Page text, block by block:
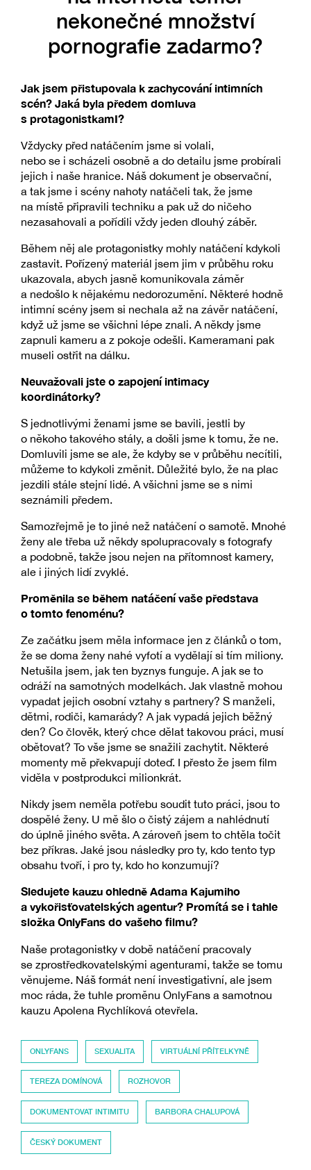
nekonečné množství
pornografie zadarmo?
Jak jsem přistupovala k zachycování intimních
scén? Jaká byla předem domluva
s protagonistkamI?
Vždycky před natáčením jsme si volali,
nebo se i scházeli osobně a do detailu jsme probírali
jejich i naše hranice. Náš dokument je observační,
a tak jsme i scény nahoty natáčeli tak, že jsme
na místě připravili techniku a pak už do ničeho
nezasahovali a pořídili vždy jeden dlouhý záběr.
Během něj ale protagonistky mohly natáčení kdykoli
zastavit. Pořízený materiál jsem jim v průběhu roku
ukazovala, abych jasně komunikovala záměr
a nedošlo k nějakému nedorozumění. Některé hodně
intimní scény jsem si nechala až na závěr natáčení,
když už jsme se všichni lépe znali. A někdy jsme
zapnuli kameru a z pokoje odešli. Kameramani pak
museli ostřit na dálku.
Neuvažovali jste o zapojení intimacy
koordinátorky?
S jednotlivými ženami jsme se bavili, jestli by
o někoho takového stály, a došli jsme k tomu, že ne.
Domluvili jsme se ale, že kdyby se v průběhu necítili,
můžeme to kdykoli změnit. Důležité bylo, že na plac
jezdili stále stejní lidé. A všichni jsme se s nimi
seznámili předem.
Samozřejmě je to jiné než natáčení o samotě. Mnohé
ženy ale třeba už někdy spolupracovaly s fotografy
a podobně, takže jsou nejen na přítomnost kamery,
ale i jiných lidí zvyklé.
Proměnila se během natáčení vaše představa
o tomto fenoménu?
Ze začátku jsem měla informace jen z článků o tom,
že se doma ženy nahé vyfotí a vydělají si tím miliony.
Netušila jsem, jak ten byznys funguje. A jak se to
odráží na samotných modelkách. Jak vlastně mohou
vypadat jejich osobní vztahy s partnery? S manželi,
dětmi, rodiči, kamarády? A jak vypadá jejich běžný
den? Co člověk, který chce dělat takovou práci, musí
obětovat? To vše jsme se snažili zachytit. Některé
momenty mě překvapují doteď. I přesto že jsem film
viděla v postprodukci milionkrát.
Nikdy jsem neměla potřebu soudit tuto práci, jsou to
dospělé ženy. U mě šlo o čistý zájem a nahlédnutí
do úplně jiného světa. A zároveň jsem to chtěla točit
bez příkras. Jaké jsou následky pro ty, kdo tento typ
obsahu tvoří, i pro ty, kdo ho konzumují?
Sledujete kauzu ohledně Adama Kajumiho
a vykořisťovatelských agentur? Promítá se i tahle
složka OnlyFans do vašeho filmu?
Naše protagonistky v době natáčení pracovaly
se zprostředkovatelskými agenturami, takže se tomu
věnujeme. Náš formát není investigativní, ale jsem
moc ráda, že tuhle proměnu OnlyFans a samotnou
kauzu Apolena Rychlíková otevřela.
ONLYFANS SEXUALITA VIRTUÁLNÍ PŘÍTELKYNĚ
TEREZA DOMÍNOVÁ ROZHOVOR
DOKUMENTOVAT INTIMITU BARBORA CHALUPOVÁ
ČESKÝ DOKUMENT